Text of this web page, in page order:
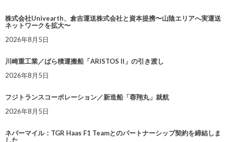
株式会社Univearth、倉吉運送株式会社と資本提携〜山陰エリアへ実運送
ネットワークを拡大〜
2026年8月5日
川崎重工業／ばら積運搬船「ARISTOS II」の引き渡し
2026年8月5日
フジトランスコーポレーション／新造船「蓉翔丸」就航
2026年8月5日
ネバーマイル：TGR Haas F1 Teamとのパートナーシップ契約を締結しま
した